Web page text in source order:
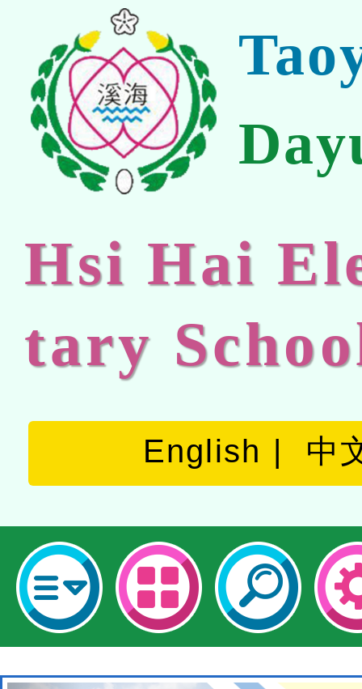
Hsi Hai
tary
English 中